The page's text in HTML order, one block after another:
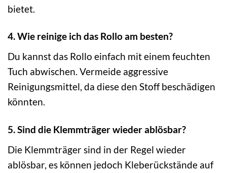
bietet.
4. Wie reinige ich das Rollo am besten?
Du kannst das Rollo einfach mit einem feuchten
Tuch abwischen. Vermeide aggressive
Reinigungsmittel, da diese den Stoff beschädigen
könnten.
5. Sind die Klemmträger wieder ablösbar?
Die Klemmträger sind in der Regel wieder
ablösbar, es können jedoch Kleberückstände auf